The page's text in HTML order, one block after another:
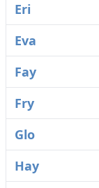
Eri
Eva
Fay
Fry
Glo
Hay